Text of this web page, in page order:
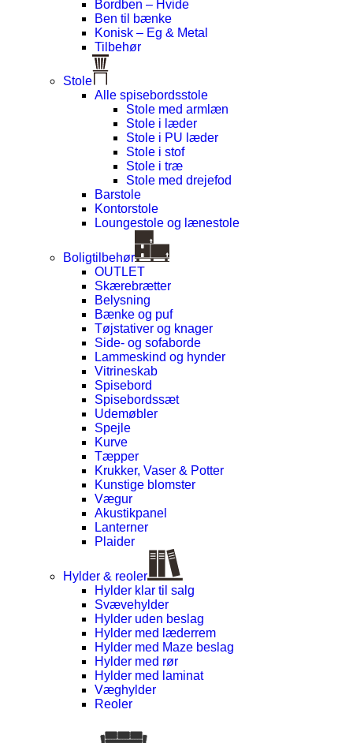
Bordben – Hvide
Ben til bænke
Konisk – Eg & Metal
Tilbehør
Stole
Alle spisebordsstole
Stole med armlæn
Stole i læder
Stole i PU læder
Stole i stof
Stole i træ
Stole med drejefod
Barstole
Kontorstole
Loungestole og lænestole
Boligtilbehør
OUTLET
Skærebrætter
Belysning
Bænke og puf
Tøjstativer og knager
Side- og sofaborde
Lammeskind og hynder
Vitrineskab
Spisebord
Spisebordssæt
Udemøbler
Spejle
Kurve
Tæpper
Krukker, Vaser & Potter
Kunstige blomster
Vægur
Akustikpanel
Lanterner
Plaider
Hylder & reoler
Hylder klar til salg
Svævehylder
Hylder uden beslag
Hylder med læderrem
Hylder med Maze beslag
Hylder med rør
Hylder med laminat
Væghylder
Reoler